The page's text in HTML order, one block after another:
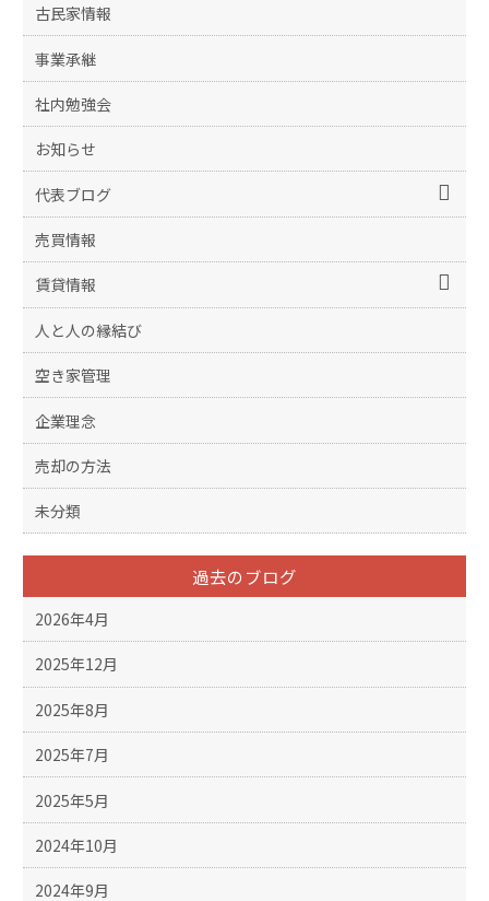
古民家情報
事業承継
社内勉強会
お知らせ
代表ブログ
売買情報
賃貸情報
人と人の縁結び
空き家管理
企業理念
売却の方法
未分類
過去のブログ
2026年4月
2025年12月
2025年8月
2025年7月
2025年5月
2024年10月
2024年9月